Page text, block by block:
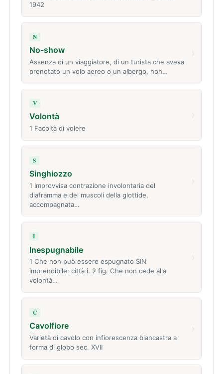
1942
N
No-show
Assenza di un viaggiatore, di un turista che aveva
prenotato un volo aereo o un albergo, non…
V
Volontà
1 Facoltà di volere
S
Singhiozzo
1 Improvvisa contrazione involontaria del
diaframma e dei muscoli della glottide,
accompagnata…
I
Inespugnabile
1 Che non può essere espugnato SIN
imprendibile: città i. 2 fig. Che non cede alla
volontà…
C
Cavolfiore
Varietà di cavolo con infiorescenza biancastra a
forma di globo sec. XVII